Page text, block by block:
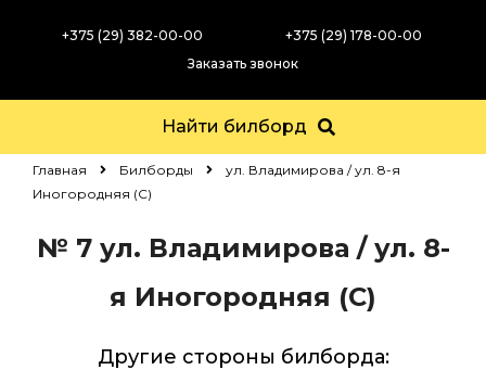
+375 (29) 382-00-00
+375 (29) 178-00-00
Заказать звонок
Найти билборд
Главная Билборды
ул. Владимирова / ул. 8-я
Иногородняя (С)
№ 7ул. Владимирова / ул. 8-
я Иногородняя (С)
Другие стороны билборда: